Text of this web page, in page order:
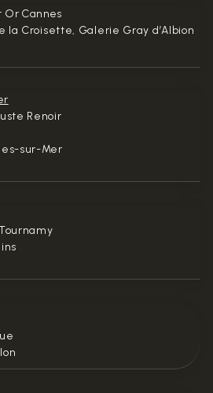
Or Cannes
la Croisette, Galerie Gray d’Albion
Renoir
sur-Mer